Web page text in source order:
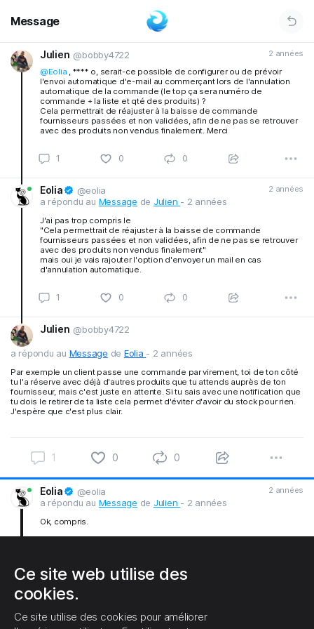
Message
Julien @bobby4722
2 années
@Eolia , **** o, serait-ce possible de configurer ou de prévoir
l'envoi automatique d'e-mail au commerçant lors de l'annulation
automatique de la commande (le top ça sera numéro de
commande + la liste et qté des produits) ?
Cela permettrait de réajuster à la baisse de commande
fournisseurs passées et non validées, afin de ne pas se retrouver
avec des produits non vendus finalement. Merci
1 0 0
Eolia @eolia 2 années
a répondu au Message de Julien - 2 années
J'ai pas trop compris le
"Cela permettrait de réajuster à la baisse de commande
fournisseurs passées et non validées, afin de ne pas se retrouver
avec des produits non vendus finalement"
mais oui je vais rajouter l'option d'envoyer un mail en cas
d'annulation automatique.
1
Julien @bobby4722
a répondu au Message de Eolia - 2 années
Par exemple un client passe une commande par virement, toi de ton côté
tu l'a réserve avec déjà d'autres produits que tu attends auprès de ton
fournisseur, mais c'est juste en attente. Si tu sais avec une notification que
tu dois le retirer de ta liste cela permet d'éviter d'avoir du stock pour rien.
J'espère que c'est plus clair.
1 0 0
Eolia @eolia 2 années
a répondu au Message de Julien - 2 années
Ok, compris.
Julien @bobby4722
a répondu au
Même tu sais quoi, le top également serait d'avoir une notification
aussi si un employé annule une commande, comme cela
Ce site web utilise des
cookies.
Ce site utilise des cookies pour améliorer